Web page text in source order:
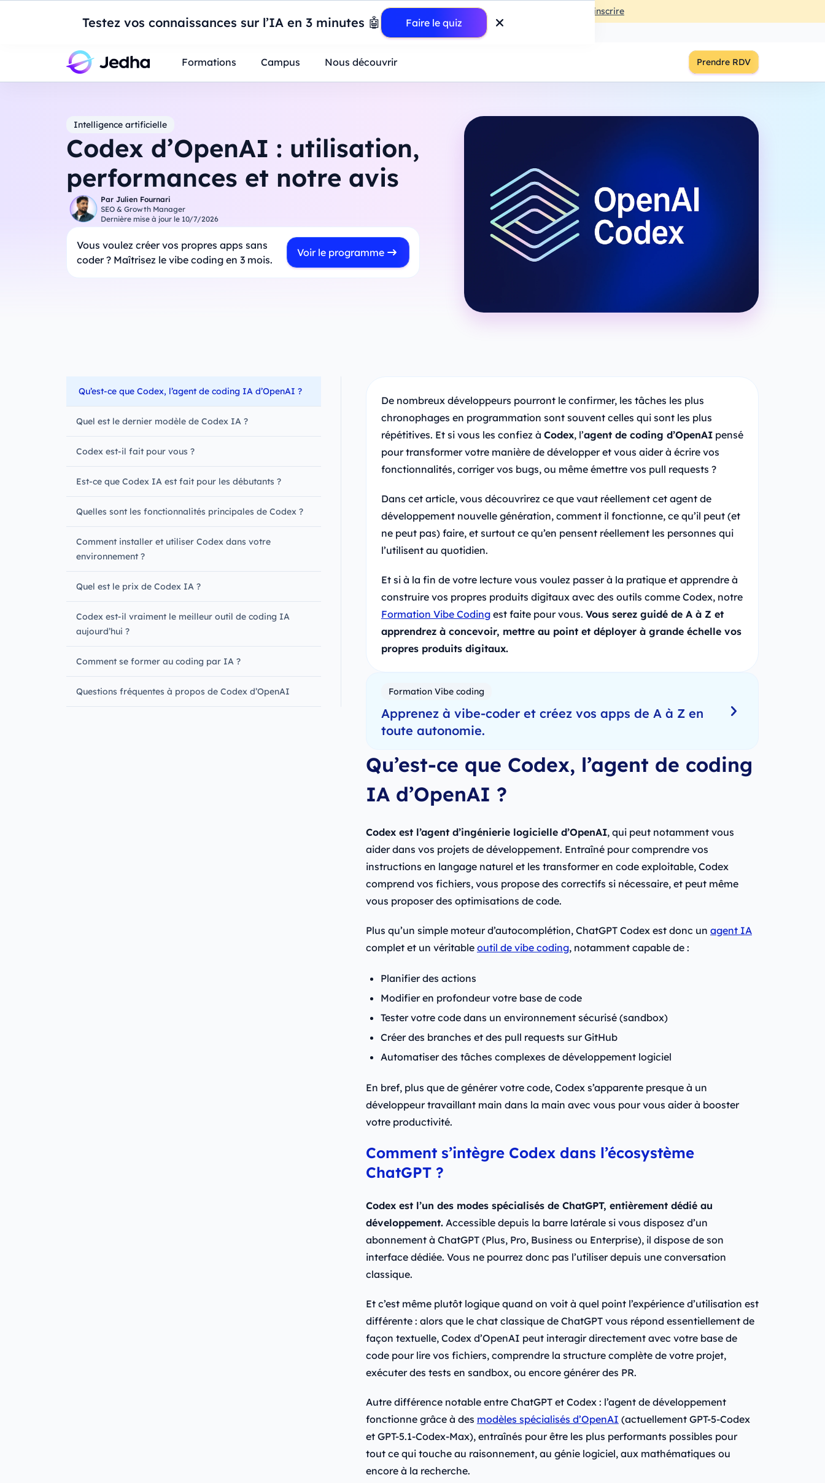
Testez vos connaissances sur l’IA en 3 minutes 🤖 Faire le quiz
Introduction à Power BI : construisez votre premier dashboard de A à Z
S'inscrire
Formations Campus Nous découvrir Prendre RDV
Intelligence artificielle
Codex d’OpenAI : utilisation,
performances et notre avis
Par Julien Fournari
SEO & Growth Manager
Dernière mise à jour le 10/7/2026
Vous voulez créer vos propres apps sans
coder ? Maîtrisez le vibe coding en 3 mois.
Voir le programme
Qu’est-ce que Codex, l’agent de coding IA d’OpenAI ?
Quel est le dernier modèle de Codex IA ?
Codex est-il fait pour vous ?
Est-ce que Codex IA est fait pour les débutants ?
Quelles sont les fonctionnalités principales de Codex ?
Comment installer et utiliser Codex dans votre
environnement ?
Quel est le prix de Codex IA ?
Codex est-il vraiment le meilleur outil de coding IA
aujourd’hui ?
Comment se former au coding par IA ?
Questions fréquentes à propos de Codex d’OpenAI
De nombreux développeurs pourront le confirmer, les tâches les plus
chronophages en programmation sont souvent celles qui sont les plus
répétitives. Et si vous les confiez à Codex, l’agent de coding d’OpenAIpensé
pour transformer votre manière de développer et vous aider à écrire vos
fonctionnalités, corriger vos bugs, ou même émettre vos pull requests ?
Dans cet article, vous découvrirez ce que vaut réellement cet agent de
développement nouvelle génération, comment il fonctionne, ce qu’il peut (et
ne peut pas) faire, et surtout ce qu’en pensent réellement les personnes qui
l’utilisent au quotidien.
Et si à la fin de votre lecture vous voulez passer à la pratique et apprendre à
construire vos propres produits digitaux avec des outils comme Codex, notre
Formation Vibe Codingest faite pour vous. Vous serez guidé de A à Z et
apprendrez à concevoir, mettre au point et déployer à grande échelle vos
propres produits digitaux.
Formation Vibe coding
Apprenez à vibe-coder et créez vos apps de A à Z en
toute autonomie.
Qu’est-ce que Codex, l’agent de coding
IA d’OpenAI ?
Codex est l’agent d’ingénierie logicielle d’OpenAI, qui peut notamment vous
aider dans vos projets de développement. Entraîné pour comprendre vos
instructions en langage naturel et les transformer en code exploitable, Codex
comprend vos fichiers, vous propose des correctifs si nécessaire, et peut même
vous proposer des optimisations de code.
Plus qu’un simple moteur d’autocomplétion, ChatGPT Codex est donc un agent IA
complet et un véritable outil de vibe coding, notamment capable de :
Planifier des actions
Modifier en profondeur votre base de code
Tester votre code dans un environnement sécurisé (sandbox)
Créer des branches et des pull requests sur GitHub
Automatiser des tâches complexes de développement logiciel
En bref, plus que de générer votre code, Codex s’apparente presque à un
développeur travaillant main dans la main avec vous pour vous aider à booster
votre productivité.
Comment s’intègre Codex dans l’écosystème
ChatGPT ?
Codex est l’un des modes spécialisés de ChatGPT, entièrement dédié au
développement.Accessible depuis la barre latérale si vous disposez d’un
abonnement à ChatGPT (Plus, Pro, Business ou Enterprise), il dispose de son
interface dédiée. Vous ne pourrez donc pas l’utiliser depuis une conversation
classique.
Et c’est même plutôt logique quand on voit à quel point l’expérience d’utilisation est
différente : alors que le chat classique de ChatGPT vous répond essentiellement de
façon textuelle, Codex d’OpenAI peut interagir directement avec votre base de
code pour lire vos fichiers, comprendre la structure complète de votre projet,
exécuter des tests en sandbox, ou encore générer des PR.
Autre différence notable entre ChatGPT et Codex : l’agent de développement
fonctionne grâce à des modèles spécialisés d’OpenAI (actuellement GPT-5-Codex
et GPT-5.1-Codex-Max), entraînés pour être les plus performants possibles pour
tout ce qui touche au raisonnement, au génie logiciel, aux mathématiques ou
encore à la recherche.